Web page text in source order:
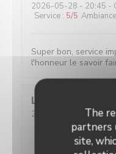
The
partners
site,
2026-05-28 - 20:45 -
Service : 5/5 Ambiance
Super bon, service
l'honneur le savoir
Louise
2026-05-25
- 19:45 -
/5 Ambiance